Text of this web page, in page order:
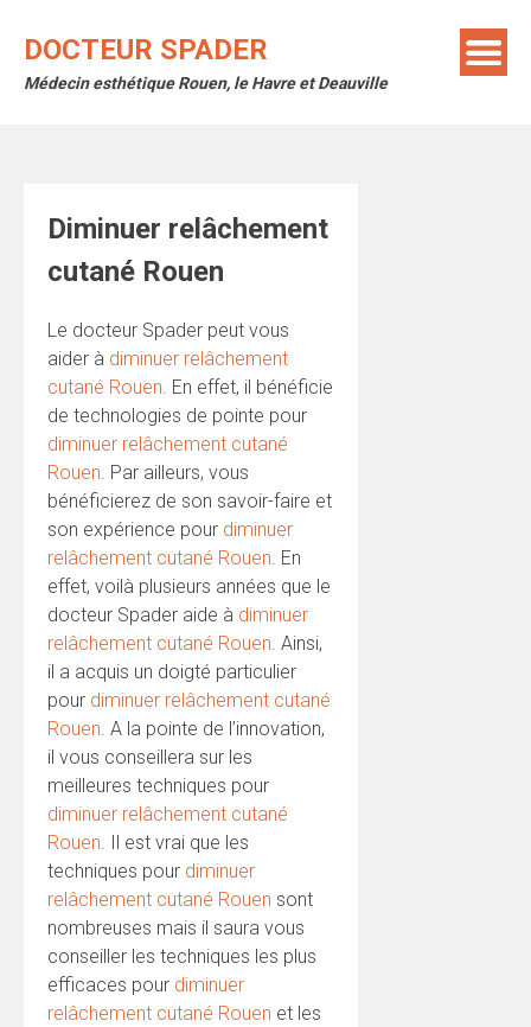
content
DOCTEUR SPADER
Médecin esthétique Rouen, le Havre et Deauville
Diminuer relâchement
cutané Rouen
Le docteur Spader peut vous
aider à diminuer relâchement
cutané Rouen. En effet, il bénéficie
de technologies de pointe pour
diminuer relâchement cutané
Rouen. Par ailleurs, vous
bénéficierez de son savoir-faire et
son expérience pour diminuer
relâchement cutané Rouen. En
effet, voilà plusieurs années que le
docteur Spader aide à diminuer
relâchement cutané Rouen. Ainsi,
il a acquis un doigté particulier
pour diminuer relâchement cutané
Rouen. A la pointe de l’innovation,
il vous conseillera sur les
meilleures techniques pour
diminuer relâchement cutané
Rouen. Il est vrai que les
techniques pour diminuer
relâchement cutané Rouen sont
nombreuses mais il saura vous
conseiller les techniques les plus
efficaces pour diminuer
relâchement cutané Rouen et les